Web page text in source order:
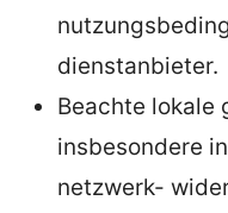
dienstanbieter.
Beachte lokale
insbesondere
netzwerk-